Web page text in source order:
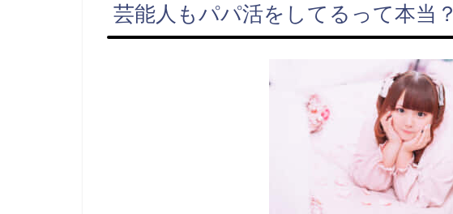
芸能人もパパ活をしてるって本当？